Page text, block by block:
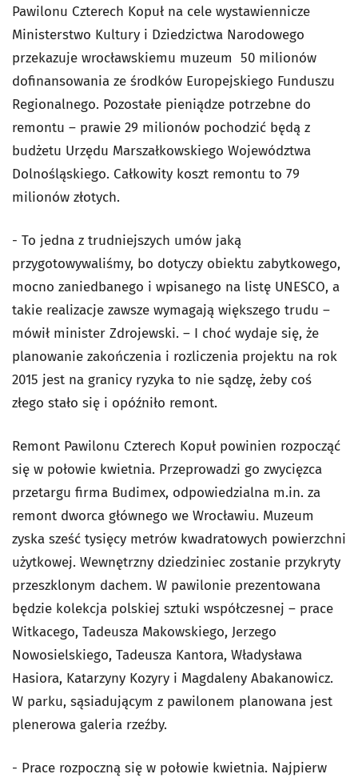
Pawilonu Czterech Kopuł na cele wystawiennicze
Ministerstwo Kultury i Dziedzictwa Narodowego
przekazuje wrocławskiemu muzeum 50 milionów
dofinansowania ze środków Europejskiego Funduszu
Regionalnego. Pozostałe pieniądze potrzebne do
remontu – prawie 29 milionów pochodzić będą z
budżetu Urzędu Marszałkowskiego Województwa
Dolnośląskiego. Całkowity koszt remontu to 79
milionów złotych.
- To jedna z trudniejszych umów jaką
przygotowywaliśmy, bo dotyczy obiektu zabytkowego,
mocno zaniedbanego i wpisanego na listę UNESCO, a
takie realizacje zawsze wymagają większego trudu –
mówił minister Zdrojewski. – I choć wydaje się, że
planowanie zakończenia i rozliczenia projektu na rok
2015 jest na granicy ryzyka to nie sądzę, żeby coś
złego stało się i opóźniło remont.
Remont Pawilonu Czterech Kopuł powinien rozpocząć
się w połowie kwietnia. Przeprowadzi go zwycięzca
przetargu firma Budimex, odpowiedzialna m.in. za
remont dworca głównego we Wrocławiu. Muzeum
zyska sześć tysięcy metrów kwadratowych powierzchni
użytkowej. Wewnętrzny dziedziniec zostanie przykryty
przeszklonym dachem. W pawilonie prezentowana
będzie kolekcja polskiej sztuki współczesnej – prace
Witkacego, Tadeusza Makowskiego, Jerzego
Nowosielskiego, Tadeusza Kantora, Władysława
Hasiora, Katarzyny Kozyry i Magdaleny Abakanowicz.
W parku, sąsiadującym z pawilonem planowana jest
plenerowa galeria rzeźby.
- Prace rozpoczną się w połowie kwietnia. Najpierw